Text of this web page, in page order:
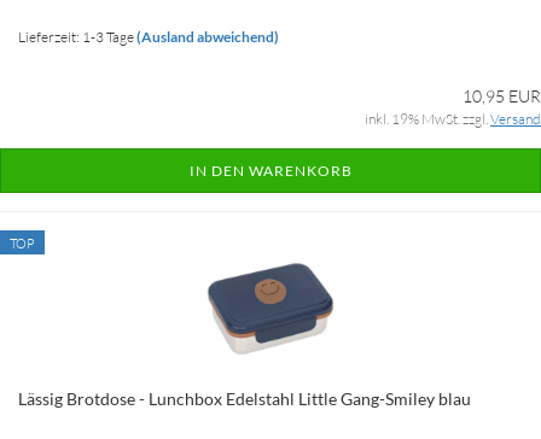
Lieferzeit: 1-3 Tage(Ausland abweichend)
10,95 EUR
inkl. 19% MwSt. zzgl. Versand
IN DEN WARENKORB
TOP
Lässig Brotdose - Lunchbox Edelstahl Little Gang-Smiley blau